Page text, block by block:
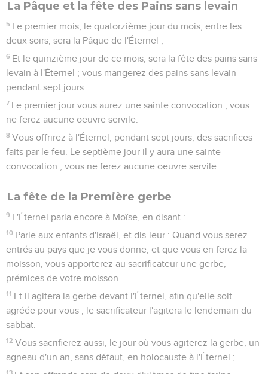
retranchée du milieu de son peuple.
30
Et toute personne qui fera ce jour-là une oeuvre
quelconque, je la détruirai du milieu de son peuple.
31
Vous ne ferez aucune oeuvre ; c'est une ordonnance
perpétuelle pour vos générations, dans toutes vos
demeures.
32
humilierez vos âmes. Le neuvième jour du mois, au soir, d'un
soir à l'autre soir, vous célébrerez votre sabbat.
34
Parle aux enfants d'Israël, et dis : Le quinzième jour de ce
septième mois, ce sera la fête des tabernacles pendant sept
jours, à l'honneur de l'Éternel.
35
Le premier jour il y aura une sainte convocation ; vous ne
ferez aucune oeuvre servile.
Pendant sept jours vous offrirez à l'Éternel des sacrifices
faits par le feu. Le huitième jour vous aurez une sainte
par le feu ; ce sera une assemblée solennelle ; vous ne ferez
aucune oeuvre servile.